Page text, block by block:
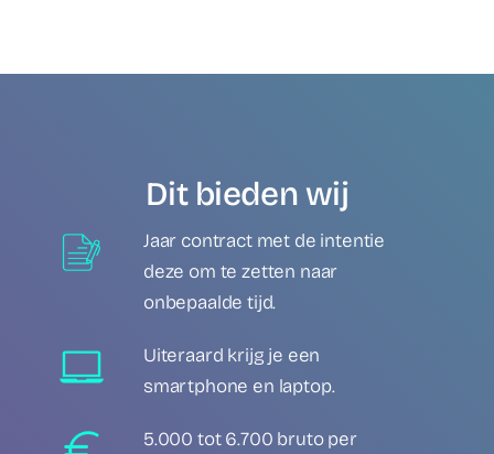
Dit bieden wij
Jaar contract met de intentie
deze om te zetten naar
onbepaalde tijd.
Uiteraard krijg je een
smartphone en laptop.
5.000 tot 6.700 bruto per